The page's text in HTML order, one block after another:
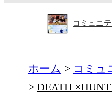
コミュニ
ホーム コミュ
DEATH